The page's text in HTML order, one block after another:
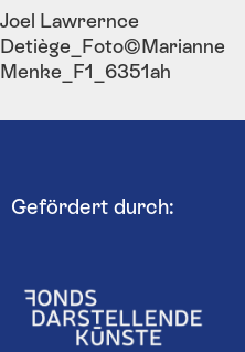
Joel Lawrernce
Detiège_Foto©Marianne
Menke_F1_6351ah
Gefördert durch: